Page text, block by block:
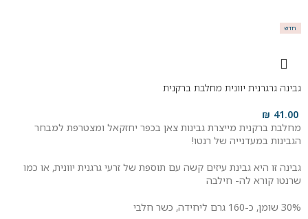
חדש
גבינה גרגרנית יוונית מחלבת ברקנית
41.00
₪
מחלבת ברקנית מייצרת גבינות צאן בכפר יחזקאל ומצטרפת למבחר
הגבינות במעדנייה של רנטו!
גבינה זו היא גבינת עיזים קשה עם תוספת של זרעי גרגנית יוונית, או כמו
שרנטו קורא לה- חילבה
30% שומן, כ-160 גרם ליחידה, כשר חלבי